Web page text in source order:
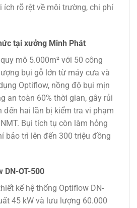
ích rõ rệt về môi trường, chi phí
tại xưởng Minh Phát
mô 5.000m² với 50 công
bụi gỗ lớn từ máy cưa và
Optiflow, nồng độ bụi mịn
an toàn 60% thời gian, gây rủi
đến hai lần bị kiểm tra vi phạm
Bụi tích tụ còn làm hỏng
bảo trì lên đến 300 triệu đồng
DN-OT-500
kế hệ thống Optiflow DN-
45 kW và lưu lượng 60.000